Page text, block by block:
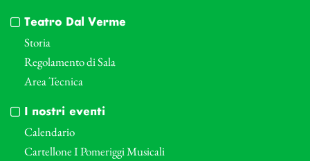
Teatro Dal Verme
Storia
Regolamento di Sala
Area Tecnica
I nostri eventi
Calendario
Cartellone I Pomeriggi Musicali